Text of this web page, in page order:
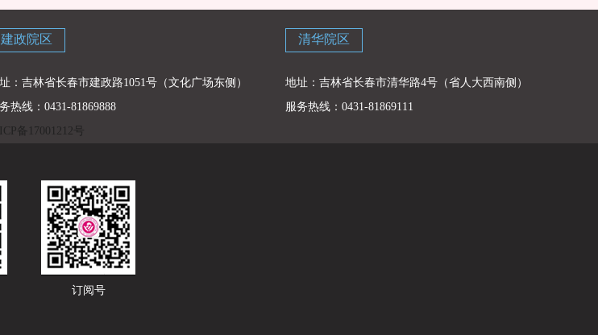
建政院区
：吉林省长春市建政路1051号（文化广场东侧）
热线：0431-81869888
备17001212号
清华院区
地址：吉林省长春市清华路4号（省人大西南侧）
服务热线：0431-81869111
订阅号